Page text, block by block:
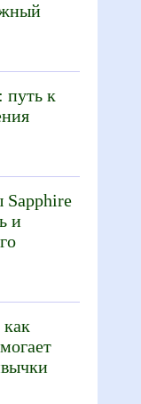
путь к
Sapphire
и
как